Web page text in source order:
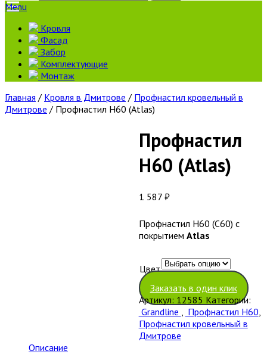
Menu
Кровля
Фасад
Забор
Комплектующие
Монтаж
Главная / Кровля в Дмитрове / Профнастил кровельный в
Дмитрове / Профнастил Н60 (Atlas)
Профнастил
Н60 (Atlas)
1 587 ₽
Профнастил Н60 (С60) с
покрытием Atlas
Цвет
Очистить
Заказать в один клик
Артикул: 12585 Категории:
Grandline
Профнастил Н60
Профнастил кровельный в
Дмитрове
Описание